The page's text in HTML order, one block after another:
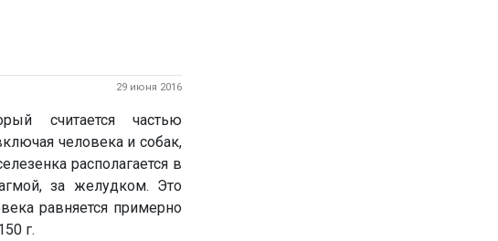
29 июня 2016
считается частью
человека и собак,
располагается в
за желудком. Это
равняется примерно
г.